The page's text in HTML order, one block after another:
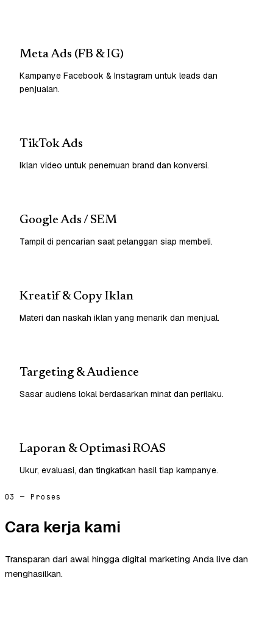
Meta Ads (FB & IG)
Kampanye Facebook & Instagram untuk leads dan
penjualan.
TikTok Ads
Iklan video untuk penemuan brand dan konversi.
Google Ads / SEM
Tampil di pencarian saat pelanggan siap membeli.
Kreatif & Copy Iklan
Materi dan naskah iklan yang menarik dan menjual.
Targeting & Audience
Sasar audiens lokal berdasarkan minat dan perilaku.
Laporan & Optimasi ROAS
Ukur, evaluasi, dan tingkatkan hasil tiap kampanye.
03 — Proses
Cara kerja kami
Transparan dari awal hingga digital marketing Anda live dan
menghasilkan.